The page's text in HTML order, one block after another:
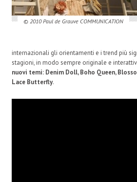
© 2010 Paul de Grauve COMMUNICATION
internazionali gli orientamenti e i trend più
stagioni, in modo sempre originale e
nuovi temi: Denim Doll, Boho Queen,
Lace Butterfly.